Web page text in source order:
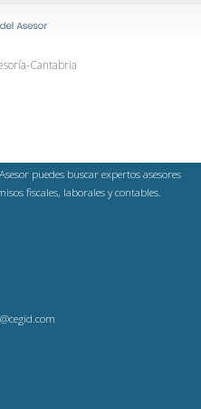
Cantabria
puedes buscar expertos asesores
fiscales, laborales y contables.